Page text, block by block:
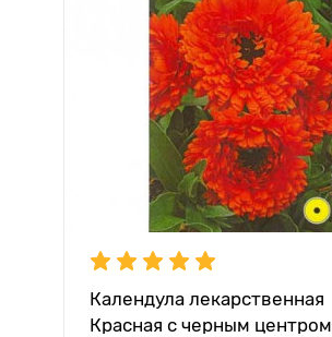
Календула лекарственная
Красная с черным центром